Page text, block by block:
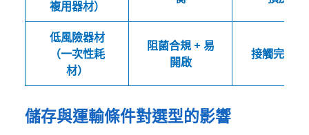
複用器材）
低風險器材
（一次性耗
材）
阻菌合規 + 易
開啟
接觸完整皮
儲存與運輸條件對選型的影響